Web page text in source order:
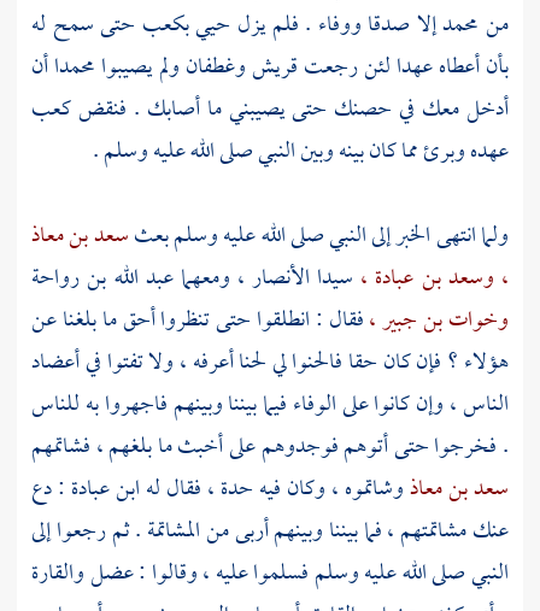
منمحمدإلا صدقا ووفاء . فلم يزل حييبكعب حتى سمح له
بأن أعطاه عهدا لئن رجعتقريشوغطفانولم يصيبوامحمداأن
أدخل معك في حصنك حتى يصيبني ما أصابك . فنقضكعب
عهده وبرئ مما كان بينه وبين النبي صلى الله عليه وسلم .
ولما انتهى الخبر إلى النبي صلى الله عليه وسلم بعثسعد بن معاذ
، وسعد بن عبادة ، سيدا الأنصار ، ومعهماعبد الله بن رواحة
وخوات بن جبير ،فقال : انطلقوا حتى تنظروا أحق ما بلغنا عن
هؤلاء ؟ فإن كان حقا فالحنوا لي لحنا أعرفه ، ولا تفتوا في أعضاد
الناس ، وإن كانوا على الوفاء فيما بيننا وبينهم فاجهروا به للناس
. فخرجوا حتى أتوهم فوجدوهم على أخبث ما بلغهم ، فشاتمهم
سعد بن معاذوشاتموه ، وكان فيه حدة ، فقال لهابن عبادة : دع
عنك مشاتمتهم ، فما بيننا وبينهم أربى من المشاتمة . ثم رجعوا إلى
النبي صلى الله عليه وسلم فسلموا عليه ، وقالوا : عضل والقارة